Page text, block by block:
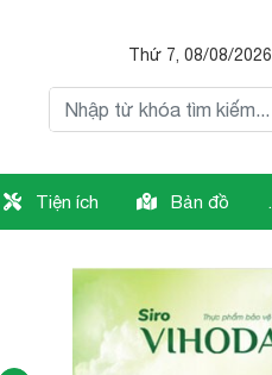
Thứ 7, 08/08/2026
Tiện ích Bản đồ .